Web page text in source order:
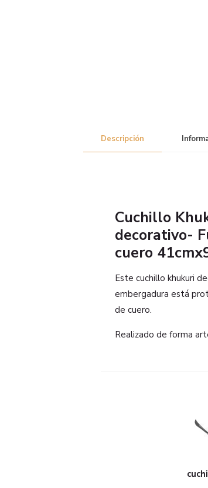
Descripción
Cuchillo
decorativo-
cuero
Este cuchillo khukuri
embergadura está
de cuero.
Realizado de forma